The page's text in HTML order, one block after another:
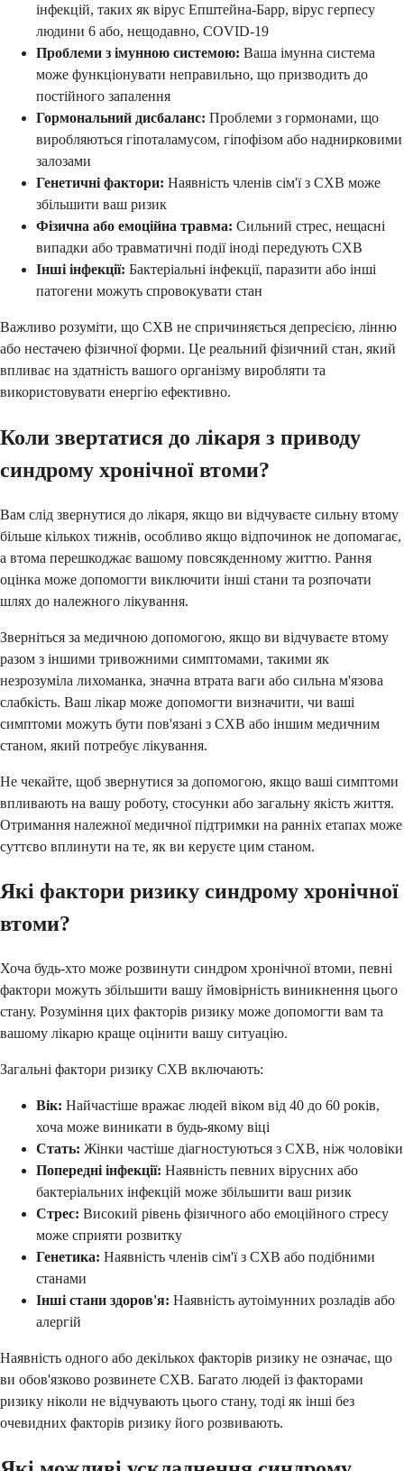
інфекцій, таких як вірус Епштейна-Барр, вірус герпесу
людини 6 або, нещодавно, COVID-19
Проблеми з імунною системою: Ваша імунна система
може функціонувати неправильно, що призводить до
постійного запалення
Гормональний дисбаланс: Проблеми з гормонами, що
виробляються гіпоталамусом, гіпофізом або наднирковими
залозами
Генетичні фактори: Наявність членів сім'ї з СХВ може
збільшити ваш ризик
Фізична або емоційна травма: Сильний стрес, нещасні
випадки або травматичні події іноді передують СХВ
Інші інфекції: Бактеріальні інфекції, паразити або інші
патогени можуть спровокувати стан
Важливо розуміти, що СХВ не спричиняється депресією, лінню
або нестачею фізичної форми. Це реальний фізичний стан, який
впливає на здатність вашого організму виробляти та
використовувати енергію ефективно.
Коли звертатися до лікаря з приводу
синдрому хронічної втоми?
Вам слід звернутися до лікаря, якщо ви відчуваєте сильну втому
більше кількох тижнів, особливо якщо відпочинок не допомагає,
а втома перешкоджає вашому повсякденному життю. Рання
оцінка може допомогти виключити інші стани та розпочати
шлях до належного лікування.
Зверніться за медичною допомогою, якщо ви відчуваєте втому
разом з іншими тривожними симптомами, такими як
незрозуміла лихоманка, значна втрата ваги або сильна м'язова
слабкість. Ваш лікар може допомогти визначити, чи ваші
симптоми можуть бути пов'язані з СХВ або іншим медичним
станом, який потребує лікування.
Не чекайте, щоб звернутися за допомогою, якщо ваші симптоми
впливають на вашу роботу, стосунки або загальну якість життя.
Отримання належної медичної підтримки на ранніх етапах може
суттєво вплинути на те, як ви керуєте цим станом.
Які фактори ризику синдрому хронічної
втоми?
Хоча будь-хто може розвинути синдром хронічної втоми, певні
фактори можуть збільшити вашу ймовірність виникнення цього
стану. Розуміння цих факторів ризику може допомогти вам та
вашому лікарю краще оцінити вашу ситуацію.
Загальні фактори ризику СХВ включають:
Вік: Найчастіше вражає людей віком від 40 до 60 років,
хоча може виникати в будь-якому віці
Стать: Жінки частіше діагностуються з СХВ, ніж чоловіки
Попередні інфекції: Наявність певних вірусних або
бактеріальних інфекцій може збільшити ваш ризик
Стрес: Високий рівень фізичного або емоційного стресу
може сприяти розвитку
Генетика: Наявність членів сім'ї з СХВ або подібними
станами
Інші стани здоров'я: Наявність аутоімунних розладів або
алергій
Наявність одного або декількох факторів ризику не означає, що
ви обов'язково розвинете СХВ. Багато людей із факторами
ризику ніколи не відчувають цього стану, тоді як інші без
очевидних факторів ризику його розвивають.